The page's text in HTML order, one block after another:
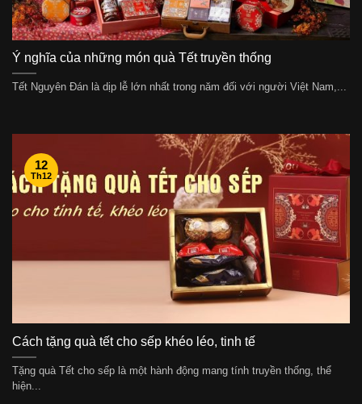
Ý nghĩa của những món quà Tết truyền thống
Tết Nguyên Đán là dịp lễ lớn nhất trong năm đối với người Việt Nam,...
Cách tặng quà tết cho sếp khéo léo, tinh tế
Tặng quà Tết cho sếp là một hành động mang tính truyền thống, thể
hiện...
12
Th12